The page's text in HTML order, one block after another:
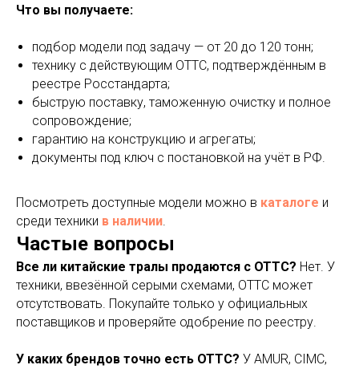
Что вы получаете:
подбор модели под задачу — от 20 до 120 тонн;
технику с действующим ОТТС, подтверждённым в
реестре Росстандарта;
быструю поставку, таможенную очистку и полное
сопровождение;
гарантию на конструкцию и агрегаты;
документы под ключ с постановкой на учёт в РФ.
Посмотреть доступные модели можно в каталоге и
среди техники в наличии.
Частые вопросы
Все ли китайские тралы продаются с ОТТС? Нет. У
техники, ввезённой серыми схемами, ОТТС может
отсутствовать. Покупайте только у официальных
поставщиков и проверяйте одобрение по реестру.
У каких брендов точно есть ОТТС? У AMUR, CIMC,